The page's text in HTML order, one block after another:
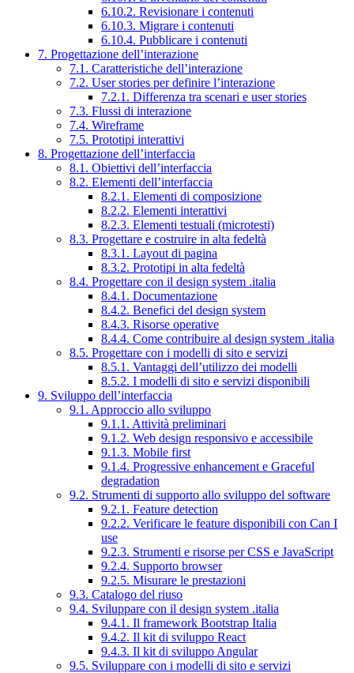
6.10.2. Revisionare i contenuti
6.10.3. Migrare i contenuti
6.10.4. Pubblicare i contenuti
7. Progettazione dell’interazione
7.1. Caratteristiche dell’interazione
7.2. User stories per definire l’interazione
7.2.1. Differenza tra scenari e user stories
7.3. Flussi di interazione
7.4. Wireframe
7.5. Prototipi interattivi
8. Progettazione dell’interfaccia
8.1. Obiettivi dell’interfaccia
8.2. Elementi dell’interfaccia
8.2.1. Elementi di composizione
8.2.2. Elementi interattivi
8.2.3. Elementi testuali (microtesti)
8.3. Progettare e costruire in alta fedeltà
8.3.1. Layout di pagina
8.3.2. Prototipi in alta fedeltà
8.4. Progettare con il design system .italia
8.4.1. Documentazione
8.4.2. Benefici del design system
8.4.3. Risorse operative
8.4.4. Come contribuire al design system .italia
8.5. Progettare con i modelli di sito e servizi
8.5.1. Vantaggi dell’utilizzo dei modelli
8.5.2. I modelli di sito e servizi disponibili
9. Sviluppo dell’interfaccia
9.1. Approccio allo sviluppo
9.1.1. Attività preliminari
9.1.2. Web design responsivo e accessibile
9.1.3. Mobile first
9.1.4. Progressive enhancement e Graceful
degradation
9.2. Strumenti di supporto allo sviluppo del software
9.2.1. Feature detection
9.2.2. Verificare le feature disponibili con Can I
use
9.2.3. Strumenti e risorse per CSS e JavaScript
9.2.4. Supporto browser
9.2.5. Misurare le prestazioni
9.3. Catalogo del riuso
9.4. Sviluppare con il design system .italia
9.4.1. Il framework Bootstrap Italia
9.4.2. Il kit di sviluppo React
9.4.3. Il kit di sviluppo Angular
9.5. Sviluppare con i modelli di sito e servizi